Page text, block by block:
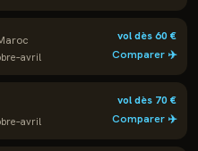
vol dès60€
Comparer ✈️
vol dès 70€
Comparer ✈️